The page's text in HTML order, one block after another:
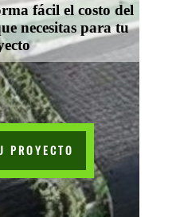
fácil el costo del
necesitas para tu
PROYECTO